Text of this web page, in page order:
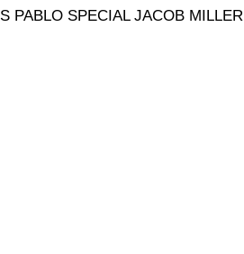
PABLO SPECIAL JACOB